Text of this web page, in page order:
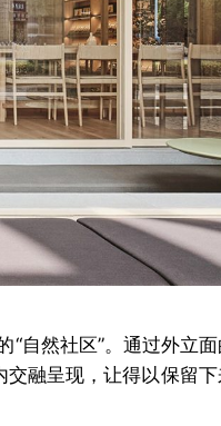
“自然社区”。通过外立
融呈现，让得以保留